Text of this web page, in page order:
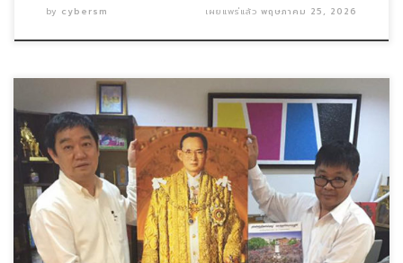
by cybersm เผยแพร่แล้วพฤษภาคม 25, 2026
ขอบคุณลูกค้าที่มอบงานพิมพ์พระบรมฉายาลักษณ์มาให้ทาง […]